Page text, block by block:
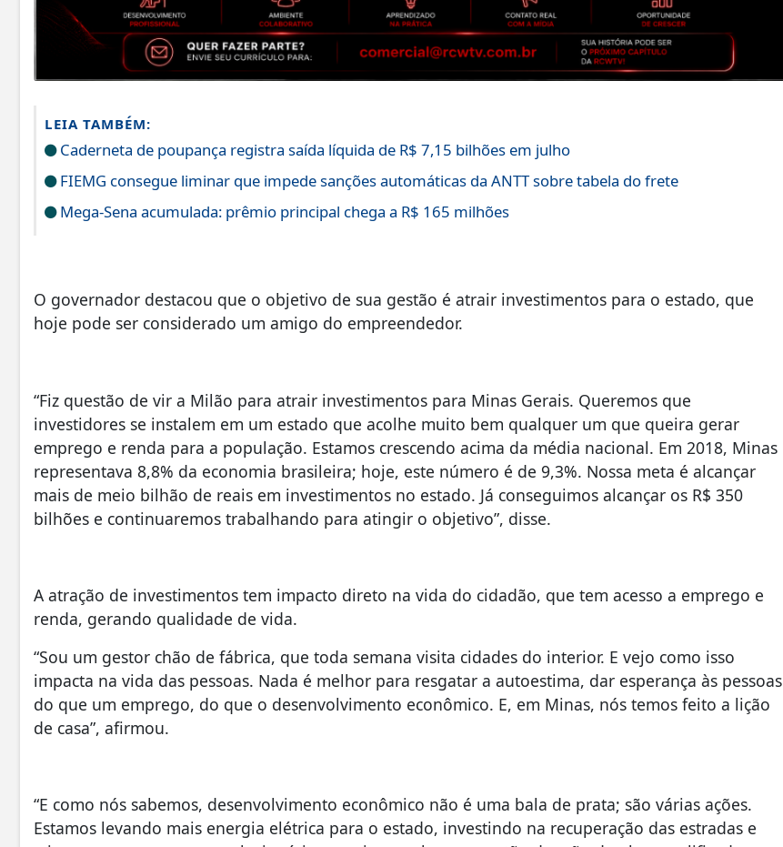
LEIA TAMBÉM:
Caderneta de poupança registra saída líquida de R$ 7,15 bilhões em julho
FIEMG consegue liminar que impede sanções automáticas da ANTT sobre tabela do frete
Mega-Sena acumulada: prêmio principal chega a R$ 165 milhões
O governador destacou que o objetivo de sua gestão é atrair investimentos para o estado, que
hoje pode ser considerado um amigo do empreendedor.
“Fiz questão de vir a Milão para atrair investimentos para Minas Gerais. Queremos que
investidores se instalem em um estado que acolhe muito bem qualquer um que queira gerar
emprego e renda para a população. Estamos crescendo acima da média nacional. Em 2018, Minas
representava 8,8% da economia brasileira; hoje, este número é de 9,3%. Nossa meta é alcançar
mais de meio bilhão de reais em investimentos no estado. Já conseguimos alcançar os R$ 350
bilhões e continuaremos trabalhando para atingir o objetivo”, disse.
A atração de investimentos tem impacto direto na vida do cidadão, que tem acesso a emprego e
renda, gerando qualidade de vida.
“Sou um gestor chão de fábrica, que toda semana visita cidades do interior. E vejo como isso
impacta na vida das pessoas. Nada é melhor para resgatar a autoestima, dar esperança às pessoas
do que um emprego, do que o desenvolvimento econômico. E, em Minas, nós temos feito a lição
de casa”, afirmou.
“E como nós sabemos, desenvolvimento econômico não é uma bala de prata; são várias ações.
Estamos levando mais energia elétrica para o estado, investindo na recuperação das estradas e